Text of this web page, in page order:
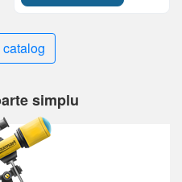
simplu